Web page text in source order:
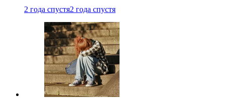
2 года спустя2 года спустя